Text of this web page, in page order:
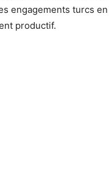
engagements turcs
productif.